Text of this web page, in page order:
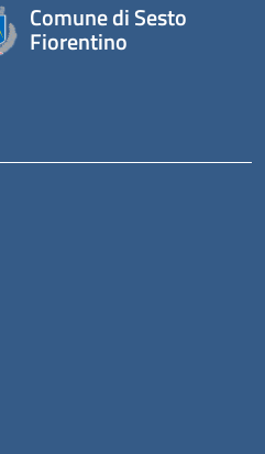
Comune di Sesto
Fiorentino